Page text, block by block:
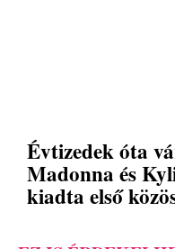
Évtizedek óta
Madonna és
kiadta első